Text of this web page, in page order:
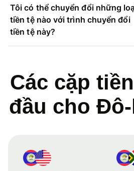
Tôi có thể chuyển đổi những
tiền tệ nào với trình chuyển đổi
tiền tệ này?
Các cặp
đầu cho